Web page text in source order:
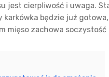
jest cierpliwość i uwaga.
karkówka będzie już
mięso zachowa